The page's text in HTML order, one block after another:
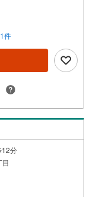
物件検討中のお客さ
も内覧可能です！
がございます。お
下さい！■「りある
まず営業中！いつで
上記の時間帯
迎】「小さなお子さ
ッフがご自宅に伺っ
格を持った専門ス
い、お客さまにぴ
相談、住宅ローン
気軽にご相談くだ
件
12分